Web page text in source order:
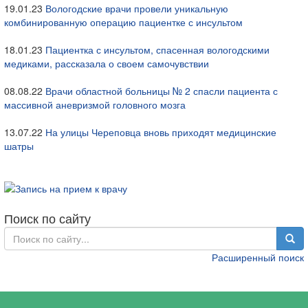
19.01.23 Вологодские врачи провели уникальную
комбинированную операцию пациентке с инсультом
18.01.23 Пациентка с инсультом, спасенная вологодскими
медиками, рассказала о своем самочувствии
08.08.22 Врачи областной больницы № 2 спасли пациента с
массивной аневризмой головного мозга
13.07.22 На улицы Череповца вновь приходят медицинские
шатры
Поиск по сайту
Расширенный поиск